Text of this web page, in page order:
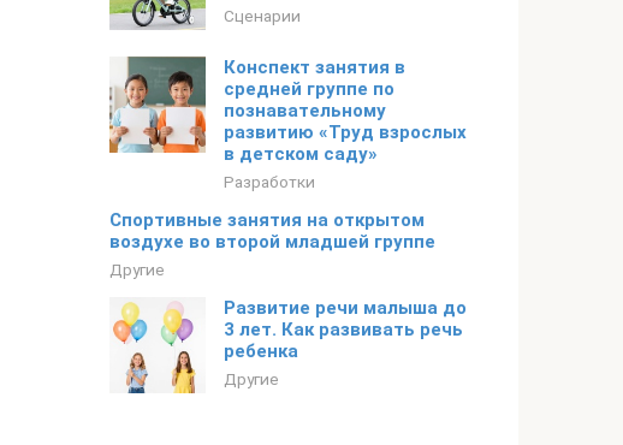
Сценарии
Конспект занятия в
средней группе по
познавательному
развитию «Труд взрослых
в детском саду»
Разработки
Спортивные занятия на открытом
воздухе во второй младшей группе
Другие
Развитие речи малыша до
3 лет. Как развивать речь
ребенка
Другие